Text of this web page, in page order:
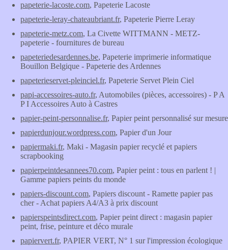
papeterie-lacoste.com, Papeterie Lacoste
papeterie-leray-chateaubriant.fr, Papeterie Pierre Leray
papeterie-metz.com, La Civette WITTMANN - METZ-
papeterie - fournitures de bureau
papeteriedesardennes.be, Papeterie imprimerie informatique
Bouillon Belgique - Papeterie des Ardennes
papeterieservet-pleinciel.fr, Papeterie Servet Plein Ciel
papi-accessoires-auto.fr, Automobiles (pièces, accessoires) - P A
P I Accessoires Auto à Castres
papier-peint-personnalise.fr, Papier peint personnalisé sur mesure
papierdunjour.wordpress.com, Papier d'un Jour
papiermaki.fr, Maki - Magasin papier recyclé et papiers
scrapbooking
papierpeintdesannees70.com, Papier peint : tous en parlent ! |
Gamme papiers peints du monde
papiers-discount.com, Papiers discount - Ramette papier pas
cher - Achat papiers A4/A3 à prix discount
papierspeintsdirect.com, Papier peint direct : magasin papier
peint, frise, peinture et déco murale
papiervert.fr, PAPIER VERT, N° 1 sur l'impression écologique